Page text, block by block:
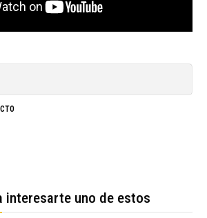
interesarte uno de estos